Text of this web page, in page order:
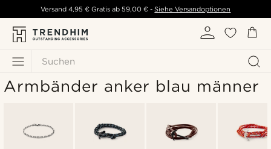
Suchen
Versand 4,95 € Gratis ab 59,00 € - Siehe Versandoptionen
Armbänder anker blau männer